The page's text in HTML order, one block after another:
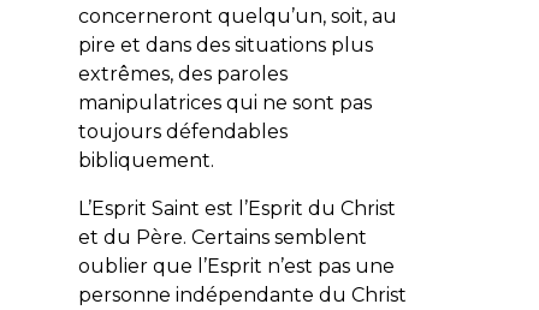
concerneront quelqu’un, soit, au
pire et dans des situations plus
extrêmes, des paroles
manipulatrices qui ne sont pas
toujours défendables
bibliquement.
L’Esprit Saint est l’Esprit du Christ
et du Père. Certains semblent
oublier que l’Esprit n’est pas une
personne indépendante du Christ